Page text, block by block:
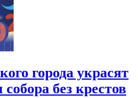
города украсят
без крестов